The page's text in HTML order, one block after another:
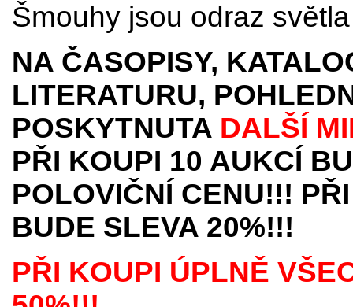
Šmouhy jsou odraz
NA ČASOPISY,
LITERATURU,
POSKYTNUTA DALŠÍ
PŘI KOUPI 10 AUKCÍ
POLOVIČNÍ CENU!!!
BUDE SLEVA 20%!!!
PŘI KOUPI ÚPLNĚ